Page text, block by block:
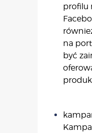
profilu
na
być